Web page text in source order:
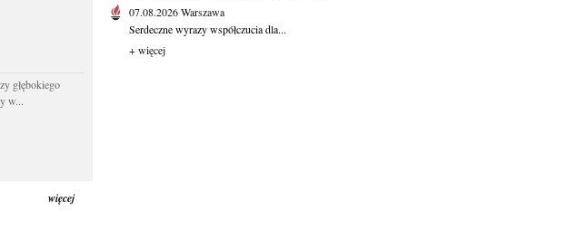
głębokiego
w...
więcej
07.08.2026Warszawa
Serdeczne wyrazy współczucia dla...
+ więcej